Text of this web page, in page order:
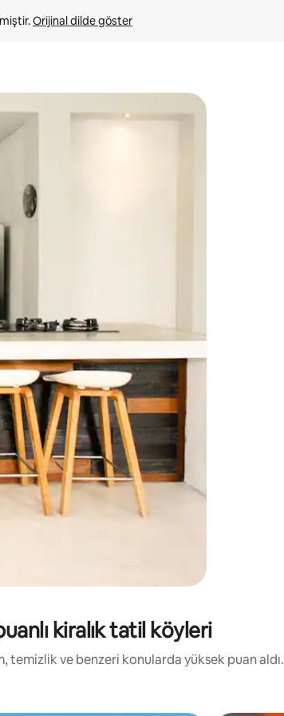
Orijinal dilde göster
hareketleriyle keşfedin.
kiralık tatil köyleri
temizlik ve benzeri konularda yüksek puan aldı.